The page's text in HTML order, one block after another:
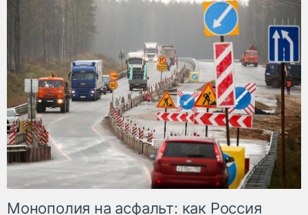
Монополия на асфальт: как Россия